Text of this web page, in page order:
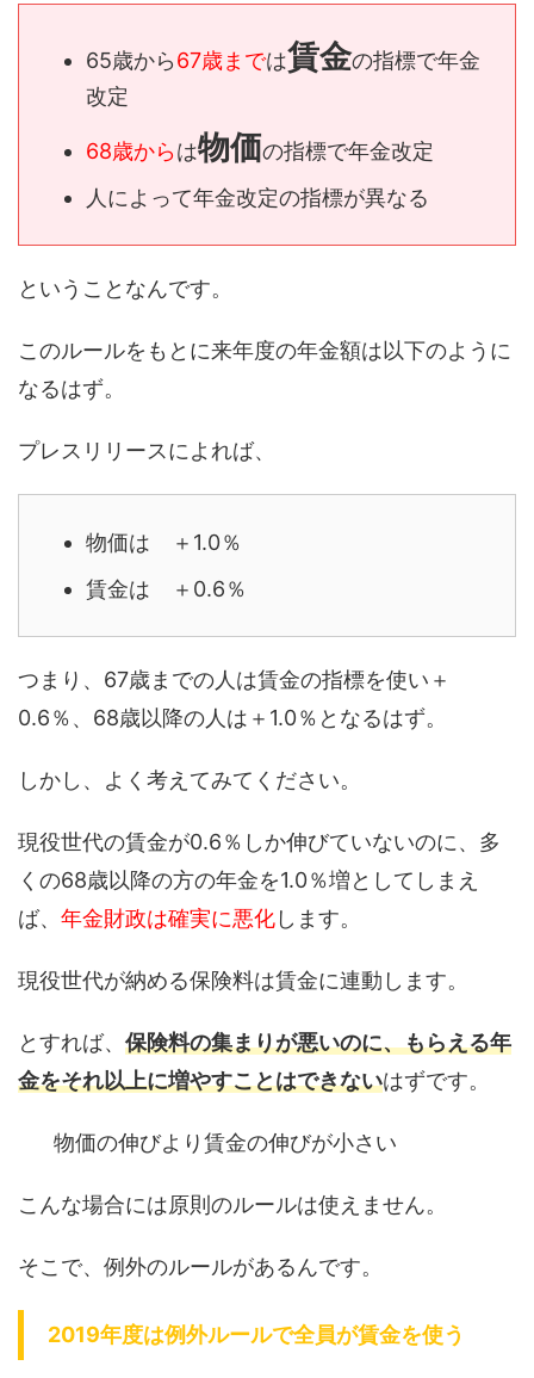
65歳から67歳までは賃金の指標で年金
改定
68歳からは物価の指標で年金改定
人によって年金改定の指標が異なる
ということなんです。
このルールをもとに来年度の年金額は以下のように
なるはず。
プレスリリースによれば、
物価は ＋1.0％
賃金は ＋0.6％
つまり、67歳までの人は賃金の指標を使い＋
0.6％、68歳以降の人は＋1.0％となるはず。
しかし、よく考えてみてください。
現役世代の賃金が0.6％しか伸びていないのに、多
くの68歳以降の方の年金を1.0％増としてしまえ
ば、 年金財政は確実に悪化します。
現役世代が納める保険料は賃金に連動します。
とすれば、 保険料の集まりが悪いのに、もらえる年
金をそれ以上に増やすことはできないはずです。
物価の伸びより賃金の伸びが小さい
こんな場合には原則のルールは使えません。
そこで、例外のルールがあるんです。
2019年度は例外ルールで全員が賃金を使う